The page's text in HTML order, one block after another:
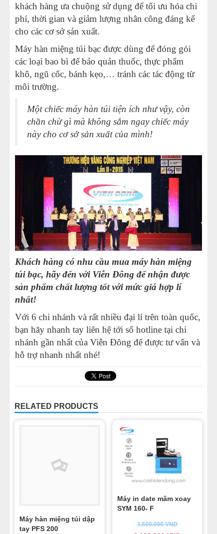
khách hàng ưa chuộng sử dụng để tối ưu hóa chi
phí, thời gian và giảm lượng nhân công đáng kể
cho các cơ sở sản xuất.
Máy hàn miệng túi bạc được dùng để đóng gói
các loại bao bì để bảo quản thuốc, thực phẩm
khô, ngũ cốc, bánh kẹo,… tránh các tác động từ
môi trường.
Một chiếc máy hàn túi tiện ích như vậy, còn
chần chừ gì mà không sắm ngay chiếc máy
này cho cơ sở sản xuất của mình!
Khách hàng có nhu cầu mua máy hàn miệng
túi bạc, hãy đến với Viễn Đông để nhận được
sản phẩm chất lượng tốt với mức giá hợp lí
nhất!
Với 6 chi nhánh và rất nhiều đại lí trên toàn quốc,
bạn hãy nhanh tay liên hệ tới số hotline tại chi
nhánh gần nhất của Viễn Đông để được tư vấn và
hỗ trợ nhanh nhất nhé!
RELATED PRODUCTS
Máy hàn miệng túi dập
tay PFS 200
Máy in date mâm xoay
SYM 160- F
3.500.000VND